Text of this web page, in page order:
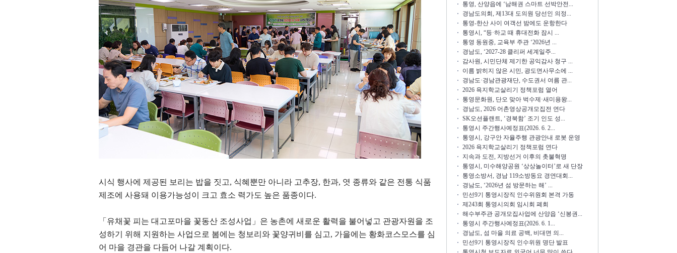
시식 행사에 제공된 보리는 밥을 짓고, 식혜뿐만 아니라 고추장, 한과, 엿 종류와 같은 전통 식품
제조에 사용돼 이용가능성이 크고 효소 력가도 높은 품종이다.
「 유채꽃 피는 대고포마을 꽃동산 조성사업 」 은 농촌에 새로운 활력을 불어넣고 관광자원을 조
성하기 위해 지원하는 사업으로 봄에는 청보리와 꽃양귀비를 심고, 가을에는 황화코스모스를 심
어 마을 경관을 다듬어 나갈 계획이다.
통영, 산양읍에 ‘남해권 스마트 선박안전...
경남도의회, 제13대 도의원 당선인 의정...
통영-한산 사이 여객선 밤에도 운항한다
통영시, “등·하교 때 휴대전화 잠시 ...
통영 동원중, 교육부 주관 ‘2026년 ...
경남도, ‘2027-28 클리퍼 세계일주...
감사원, 시민단체 제기한 공익감사 청구 ...
이름 밝히지 않은 시민, 광도면사무소에 ...
경남도·경남관광재단, 수도권서 여름 관...
2026 욕지학교살리기 정책포럼 열어
통영문화원, 단오 맞아 벅수제·새미용왕...
경남도, 2026 어촌영상공개모집전 연다
SK오션플랜트, ‘경북함’ 조기 인도 성...
통영시 주간행사예정표(2026. 6. 2...
통영시, 강구안 자율주행 관광안내 로봇 운영
2026 욕지학교살리기 정책포럼 연다
지속과 도전, 지방선거 이후의 촛불혁명
통영시, 미수해양공원 ‘상상놀이터’로 새 단장
통영소방서, 경남 119소방동요 경연대회...
경남도, ‘2026년 섬 방문하는 해’ ...
민선9기 통영시장직 인수위원회 본격 가동
제243회 통영시의회 임시회 폐회
해수부주관 공개모집사업에 산양읍 ‘신봉권...
통영시 주간행사예정표(2026. 6. 1...
경남도, 섬 마을 의료 공백, 비대면 의...
민선9기 통영시장직 인수위원 명단 발표